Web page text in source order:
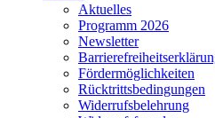
Aktuelles
Programm 2026
Newsletter
Fördermöglichkeiten
Rücktrittsbedingungen
Widerrufsbelehrung